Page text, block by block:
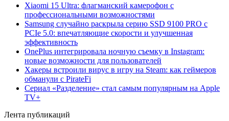
Xiaomi 15 Ultra: флагманский камерофон с
профессиональными возможностями
Samsung случайно раскрыла серию SSD 9100 PRO с
PCIe 5.0: впечатляющие скорости и улучшенная
эффективность
OnePlus интегрировала ночную съемку в Instagram:
новые возможности для пользователей
Хакеры встроили вирус в игру на Steam: как геймеров
обманули с PirateFi
Сериал «Разделение» стал самым популярным на Apple
TV+
Лента публикаций